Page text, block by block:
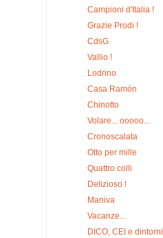
Campioni d'Italia !
Grazie Prodi !
CdsG
Vallio !
Lodrino
Casa Ramón
Chinotto
Volare... ooooo...
Cronoscalata
Otto per mille
Quattro colli
Delizioso !
Maniva
Vacanze...
DICO, CEI e dintorni